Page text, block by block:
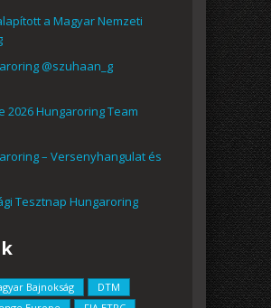
a Magyar Nemzeti
@szuhaan_g
2026 Hungaroring Team
– Versenyhangulat és
Tesztnap Hungaroring
Bajnokság
DTM